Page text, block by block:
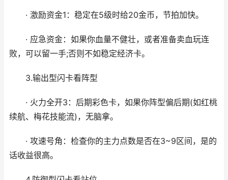
· 激励资金1：稳定在5级时给20金币，节拍加快。
· 应急资金：如果你血量不健壮，或者准备卖血玩连
败，可以留一手;否则不如稳定经济卡。
3.输出型闪卡看阵型
· 火力全开3：后期彩色卡，如果你阵型偏后期(如红桃
续航、梅花技能流)，无脑拿。
· 攻速号角：检查你的主力点数是否在3~9区间，是的
话收益很高。